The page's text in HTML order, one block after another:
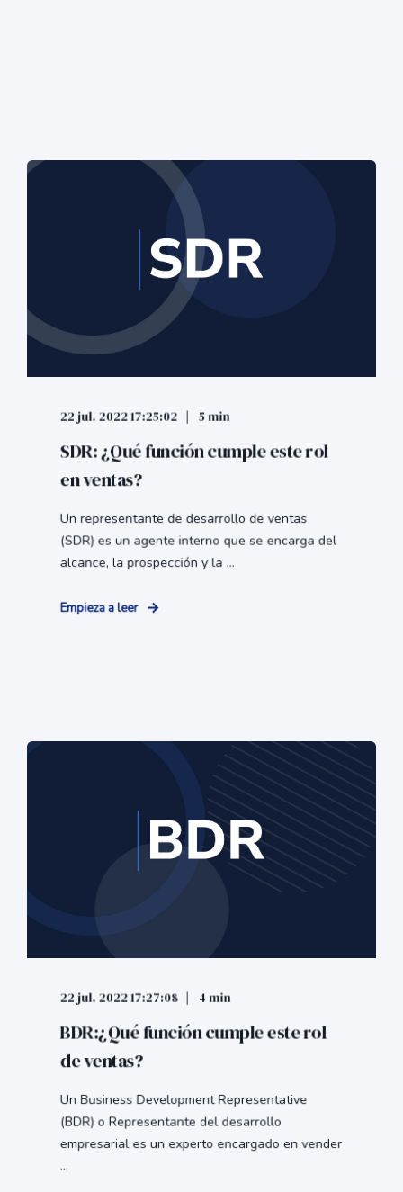
22 jul. 2022 17:25:02 5 min
SDR: ¿Qué función cumple este rol
en ventas?
Un representante de desarrollo de ventas
(SDR) es un agente interno que se encarga del
alcance, la prospección y la ...
Empieza a leer
22 jul. 2022 17:27:08 4 min
BDR:¿Qué función cumple este rol
de ventas?
Un Business Development Representative
(BDR) o Representante del desarrollo
empresarial es un experto encargado en vender
...